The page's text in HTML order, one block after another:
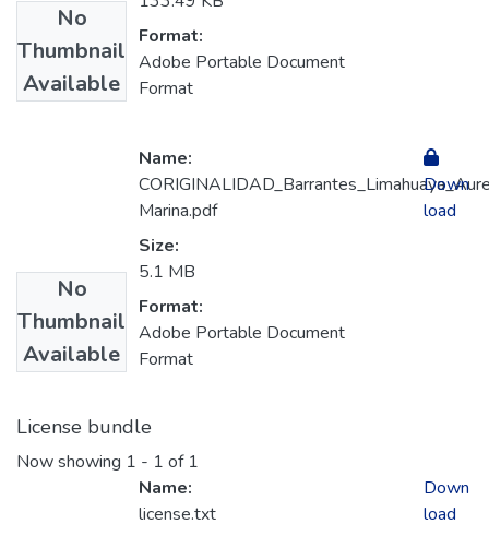
No
Thumbnail
Available
Format:
Adobe Portable Document
Format
No
Thumbnail
Available
Name:
Marina.pdf
Size:
5.1 MB
Format:
Adobe Portable Document
Format
Down
load
License bundle
Now showing 1 - 1 of 1
Name:
license.txt
Down
load